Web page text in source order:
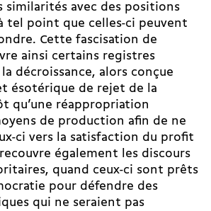
similarités avec des positions
tel point que celles-ci peuvent
Cette fascisation de
ainsi certains registres
décroissance, alors conçue
ésotérique de rejet de la
qu’une réappropriation
de production afin de ne
ci vers la satisfaction du profit
également les discours
quand ceux-ci sont prêts
pour défendre des
qui ne seraient pas